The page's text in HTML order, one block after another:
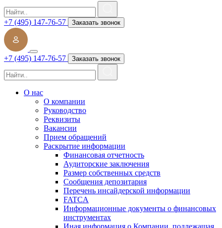
+7 (495) 147-76-57 Заказать звонок
+7 (495) 147-76-57 Заказать звонок
О нас
О компании
Руководство
Реквизиты
Вакансии
Прием обращений
Раскрытие информации
Финансовая отчетность
Аудиторские заключения
Размер собственных средств
Сообщения депозитария
Перечень инсайдерской информации
FATCA
Информационные документы о финансовых
инструментах
Иная информация о Компании, подлежащая